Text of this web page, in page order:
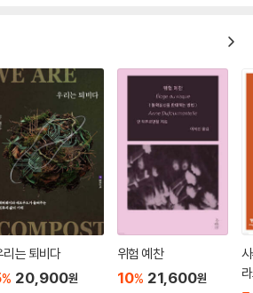
아와 이드』, 『문명 속의 불만』 등의 프로이트 논
를 통해 애도와 우울증을 젠더 주체화의 기본
가능성을 탐색한다.
그의 저작에서 다루었지만 명시적으로 발전
해를 통해 이론적으로 전유하고 이를 다른 이
점에서 주체형성을 설명할 수 있는 이론적 방
틀러의 시도는 여성과 남성의 이성애적 주체
체성도 아우를 수 있는 이론적 가능성을 지닌
수자의 주체화 과정을 무시하는 않는 젠더 정
도와 우울의 관점에서 시도하는 것이다. 이
리는 퇴비다
% 20,900원
위험 예찬
10% 21,600원